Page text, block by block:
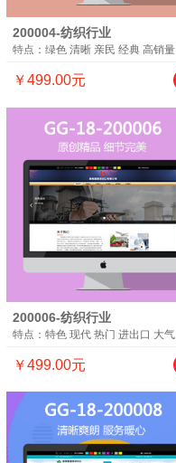
200004-纺织行业
特点：绿色 清晰 亲民 经典 高销量
￥499.00元
200006-纺织行业
特点：特色 现代 热门 进出口 大气
￥499.00元